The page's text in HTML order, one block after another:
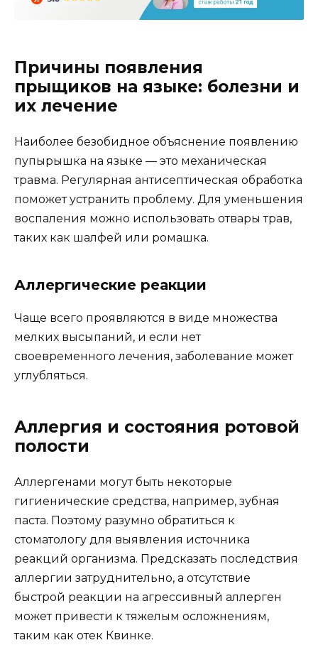
Причины появления
прыщиков на языке: болезни и
их лечение
Наиболее безобидное объяснение появлению
пупырышка на языке — это механическая
травма. Регулярная антисептическая обработка
поможет устранить проблему. Для уменьшения
воспаления можно использовать отвары трав,
таких как шалфей или ромашка.
Аллергические реакции
Чаще всего проявляются в виде множества
мелких высыпаний, и если нет
своевременного лечения, заболевание может
углубляться.
Аллергия и состояния ротовой
полости
Аллергенами могут быть некоторые
гигиенические средства, например, зубная
паста. Поэтому разумно обратиться к
стоматологу для выявления источника
реакций организма. Предсказать последствия
аллергии затруднительно, а отсутствие
быстрой реакции на агрессивный аллерген
может привести к тяжелым осложнениям,
таким как отек Квинке.